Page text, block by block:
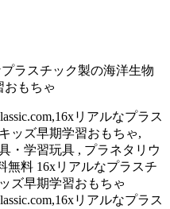
ラスチック製の海洋生物
おもちゃ
リアルなプラス
ッズ早期学習おもちゃ,
・学習玩具 , プラネタリウ
無料 16xリアルなプラスチ
ズ早期学習おもちゃ
リアルなプラス